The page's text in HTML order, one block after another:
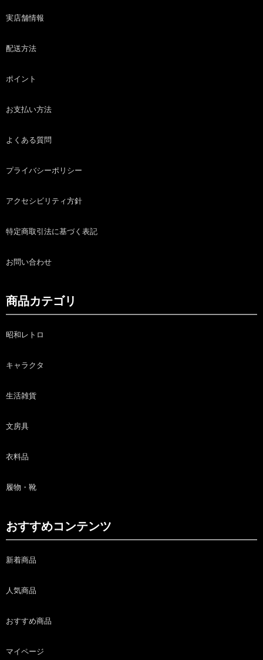
実店舗情報
配送方法
ポイント
お支払い方法
よくある質問
プライバシーポリシー
アクセシビリティ方針
特定商取引法に基づく表記
お問い合わせ
商品カテゴリ
昭和レトロ
キャラクタ
生活雑貨
文房具
衣料品
履物・靴
おすすめコンテンツ
新着商品
人気商品
おすすめ商品
マイページ